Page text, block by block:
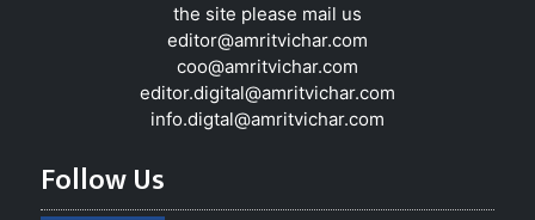
the site please mail us
editor@amritvichar.com
coo@amritvichar.com
editor.digital@amritvichar.com
info.digtal@amritvichar.com
Follow Us